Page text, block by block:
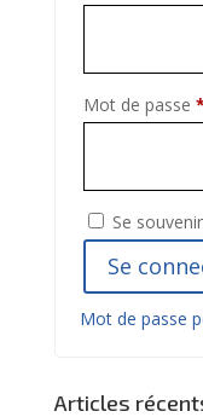
Mot de passe *
Se
Se
Mot de passe
Articles